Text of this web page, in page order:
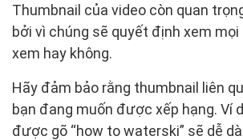
Thumbnail của video còn quan
bởi vì chúng sẽ quyết định xem
xem hay không.
Hãy đảm bảo rằng thumbnail liên
bạn đang muốn được xếp hạng. Ví
được gõ “how to waterski” sẽ dễ